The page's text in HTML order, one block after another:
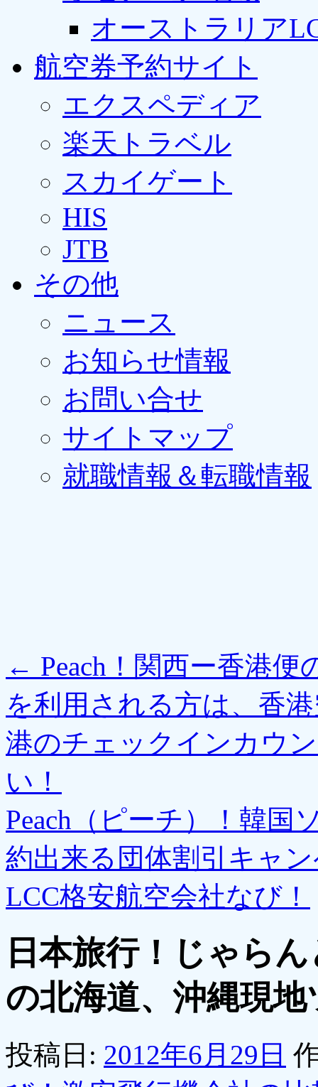
オーストラリア
航空券予約サイト
エクスペディア
楽天トラベル
スカイゲート
HIS
JTB
その他
ニュース
お知らせ情報
お問い合せ
サイトマップ
就職情報＆転職情報
← Peach！関西ー香港
を利用される方は、香
港のチェックインカウ
い！
Peach（ピーチ）！韓国
約出来る団体割引キャ
LCC格安航空会社なび！
日本旅行！じゃら
の北海道、沖縄現
投稿日: 2012年6月29日